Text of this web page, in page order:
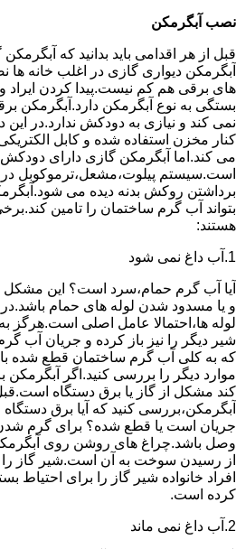
نصب آبگرمکن
قبل از هر اقدامی باید بدانید که
آبگرمکن دیواری گازی در اغلب خانه
های برقی هم کم نیست.پیدا کردن ایراد و
بستگی به نوع آبگرمکن دارد.آبگرمکن
نمی کند و نیازی به دودکش ندارد.در این
کنار مخزن استفاده شده و کابل
می کند.اما آبگرمکن گازی دارای
است.سیستم پیلوت،مشعل،ترموکوبل
برداشتن روکش بدنه دیده می
بتواند آب گرم ساختمان را تامین
هستند:
1.آب داغ نمی شود
آیا آب گرم حمام،سرد است؟ این مشکل
و یا مسدود شدن لوله های حمام باشد.در
لوله ها،احتمالا عامل اصلی است.هرگز
شیر دیگر را نیز باز کرده و جریان آب
که به کلی آب گرم ساختمان قطع شده
موارد دیگر را بررسی کنید.اگر آبگرمکن
کند مشکل از گاز یا برق دستگاه
آبگرمکن،بررسی کنید که آیا برق
جریان است یا قطع شده؟ برای گرم شدن
وصل باشد.چراغ های روشن روی
از رسیدن سوخت به آن است.شیر گاز را
افراد خانواده شیر گاز را برای
کرده است.
2.آب داغ نمی ماند